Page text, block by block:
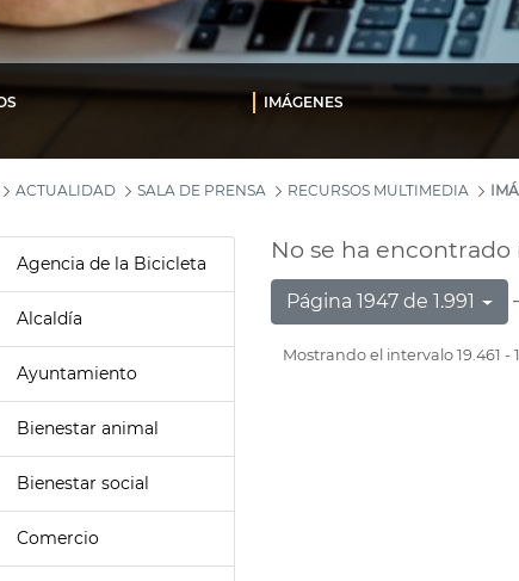
IMÁGENES
ACTUALIDAD SALA DE PRENSA RECURSOS MULTIMEDIA
Agencia de la Bicicleta
Alcaldía
Ayuntamiento
Bienestar animal
Bienestar social
Comercio
No se ha
Página 1947 de 1.991
Mostrando el intervalo 19.461 -